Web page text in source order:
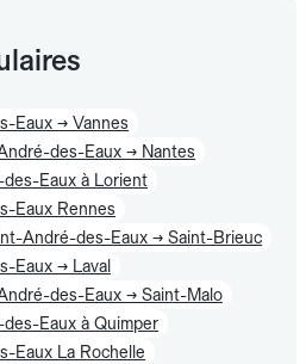
Eaux → Vannes
des-Eaux → Nantes
Eaux à Lorient
Eaux Rennes
André-des-Eaux → Saint-Brieuc
Eaux → Laval
des-Eaux → Saint-Malo
Eaux à Quimper
Eaux La Rochelle